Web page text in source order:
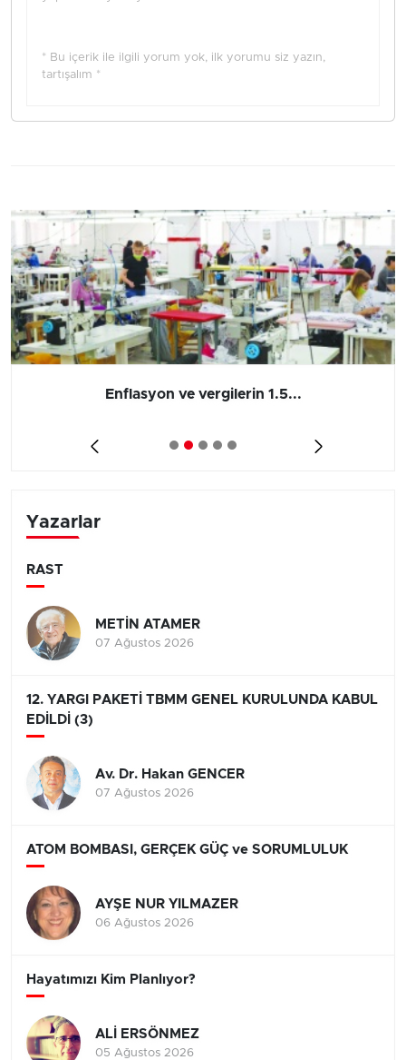
* Bu içerik ile ilgili yorum yok, ilk yorumu siz yazın,
tartışalım *
Enflasyon ve vergilerin 1.5...
Yazarlar
RAST
METİN ATAMER
07 Ağustos 2026
12. YARGI PAKETİ TBMM GENEL KURULUNDA KABUL
EDİLDİ (3)
Av. Dr. Hakan GENCER
07 Ağustos 2026
ATOM BOMBASI, GERÇEK GÜÇ ve SORUMLULUK
AYŞE NUR YILMAZER
06 Ağustos 2026
Hayatımızı Kim Planlıyor?
ALİ ERSÖNMEZ
05 Ağustos 2026